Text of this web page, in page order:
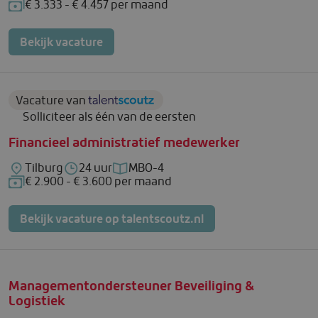
Salaris: € 3.333 - € 4.457 per maand
Bekijk vacature
Vacature van Talentscoutz
Vacature van
Solliciteer als één van de eersten
Financieel administratief medewerker
Locatie: Tilburg
TilburgUren per week: 24 uur
24 uurFunctieniveau: MBO-4
MBO-4
Salaris: € 2.900 - € 3.600 per maand
€ 2.900 - € 3.600 per maand
Bekijk vacature op talentscoutz.nl
Managementondersteuner Beveiliging &
Logistiek